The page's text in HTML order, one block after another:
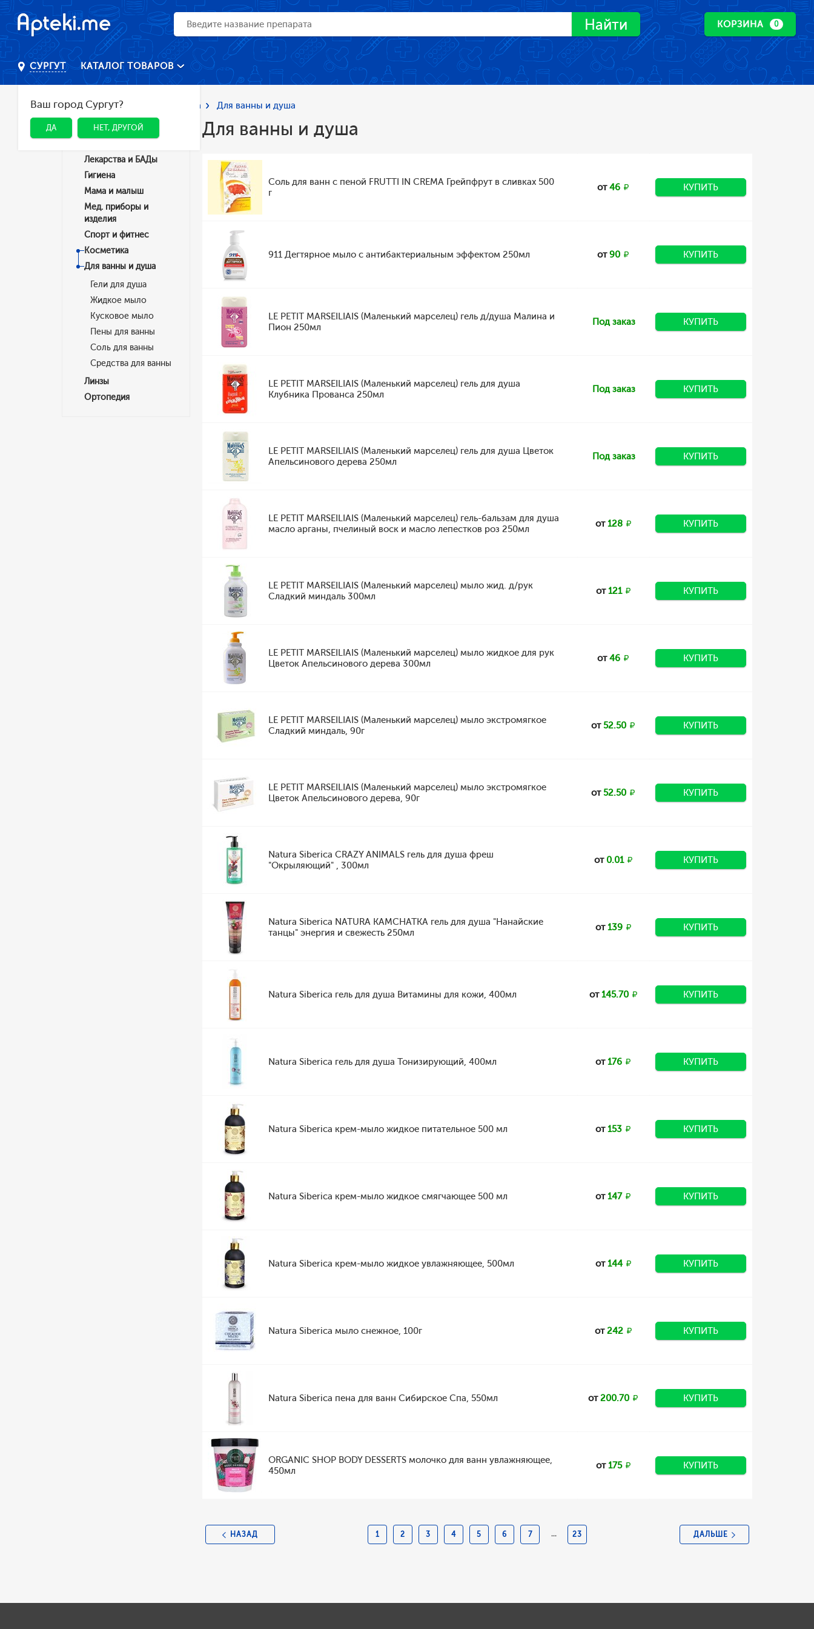
Найти КОРЗИНА 0
СУРГУТ
Ваш город Сургут?
ДА НЕТ, ДРУГОЙ
КАТАЛОГ ТОВАРОВ
Главная Каталог Косметика Для ванны и душа
Категории
Лекарства и БАДы
Гигиена
Мама и малыш
Мед. приборы и
изделия
Спорт и фитнес
Косметика
Для ванны и душа
Гели для душа
Жидкое мыло
Кусковое мыло
Пены для ванны
Соль для ванны
Средства для ванны
Линзы
Ортопедия
Для ванны и душа
Соль для ванн с пеной FRUTTI IN CREMA Грейпфрут в сливках 500
г
от46 КУПИТЬ
911 Дегтярное мыло с антибактериальным эффектом 250мл от90 КУПИТЬ
LE PETIT MARSEILIAIS (Маленький марселец) гель д/душа Малина и
Пион 250мл
Под заказ КУПИТЬ
LE PETIT MARSEILIAIS (Маленький марселец) гель для душа
Клубника Прованса 250мл
Под заказ КУПИТЬ
LE PETIT MARSEILIAIS (Маленький марселец) гель для душа Цветок
Апельсинового дерева 250мл
Под заказ КУПИТЬ
LE PETIT MARSEILIAIS (Маленький марселец) гель-бальзам для душа
масло арганы, пчелиный воск и масло лепестков роз 250мл
от128 КУПИТЬ
LE PETIT MARSEILIAIS (Маленький марселец) мыло жид. д/рук
Сладкий миндаль 300мл
от121 КУПИТЬ
LE PETIT MARSEILIAIS (Маленький марселец) мыло жидкое для рук
Цветок Апельсинового дерева 300мл
от46 КУПИТЬ
LE PETIT MARSEILIAIS (Маленький марселец) мыло экстромягкое
Сладкий миндаль, 90г
от52.50 КУПИТЬ
LE PETIT MARSEILIAIS (Маленький марселец) мыло экстромягкое
Цветок Апельсинового дерева, 90г
от52.50 КУПИТЬ
Natura Siberica CRAZY ANIMALS гель для душа фреш
"Окрыляющий" , 300мл
от 0.01 КУПИТЬ
Natura Siberica NATURA KAMCHATKA гель для душа "Нанайские
танцы" энергия и свежесть 250мл
от139 КУПИТЬ
Natura Siberica гель для душа Витамины для кожи, 400мл от145.70 КУПИТЬ
Natura Siberica гель для душа Тонизирующий, 400мл от176 КУПИТЬ
Natura Siberica крем-мыло жидкое питательное 500 мл от153 КУПИТЬ
Natura Siberica крем-мыло жидкое смягчающее 500 мл от147 КУПИТЬ
Natura Siberica крем-мыло жидкое увлажняющее, 500мл от144 КУПИТЬ
Natura Siberica мыло снежное, 100г от242 КУПИТЬ
Natura Siberica пена для ванн Сибирское Спа, 550мл от200.70 КУПИТЬ
ORGANIC SHOP BODY DESSERTS молочко для ванн увлажняющее,
450мл
от175 КУПИТЬ
НАЗАД 1 2 3 4 5 6 7 ... 23 ДАЛЬШЕ